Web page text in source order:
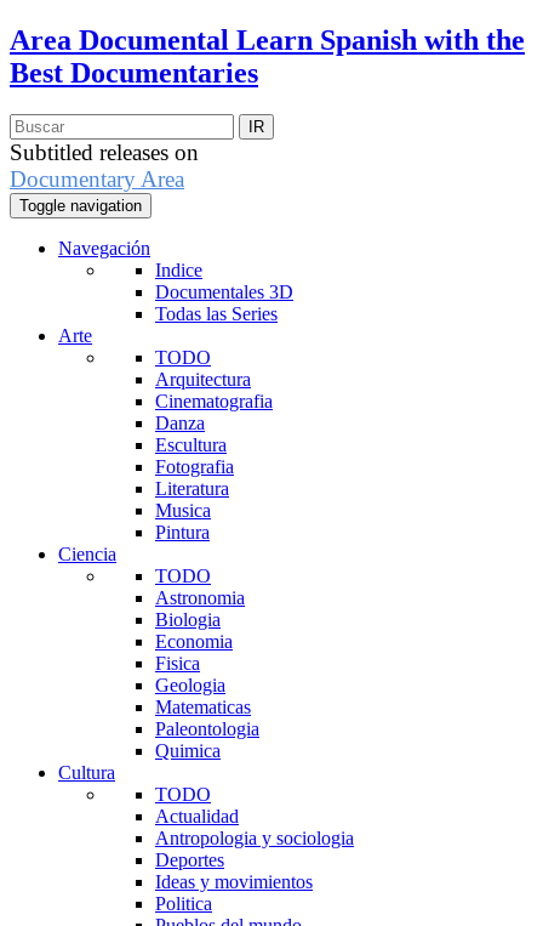
Area Documental Learn Spanish with the
Best Documentaries
Subtitled releases on
Documentary Area
Toggle navigation
Navegación
Indice
Documentales 3D
Todas las Series
Arte
TODO
Arquitectura
Cinematografia
Danza
Escultura
Fotografia
Literatura
Musica
Pintura
Ciencia
TODO
Astronomia
Biologia
Economia
Fisica
Geologia
Matematicas
Paleontologia
Quimica
Cultura
TODO
Actualidad
Antropologia y sociologia
Deportes
Ideas y movimientos
Politica